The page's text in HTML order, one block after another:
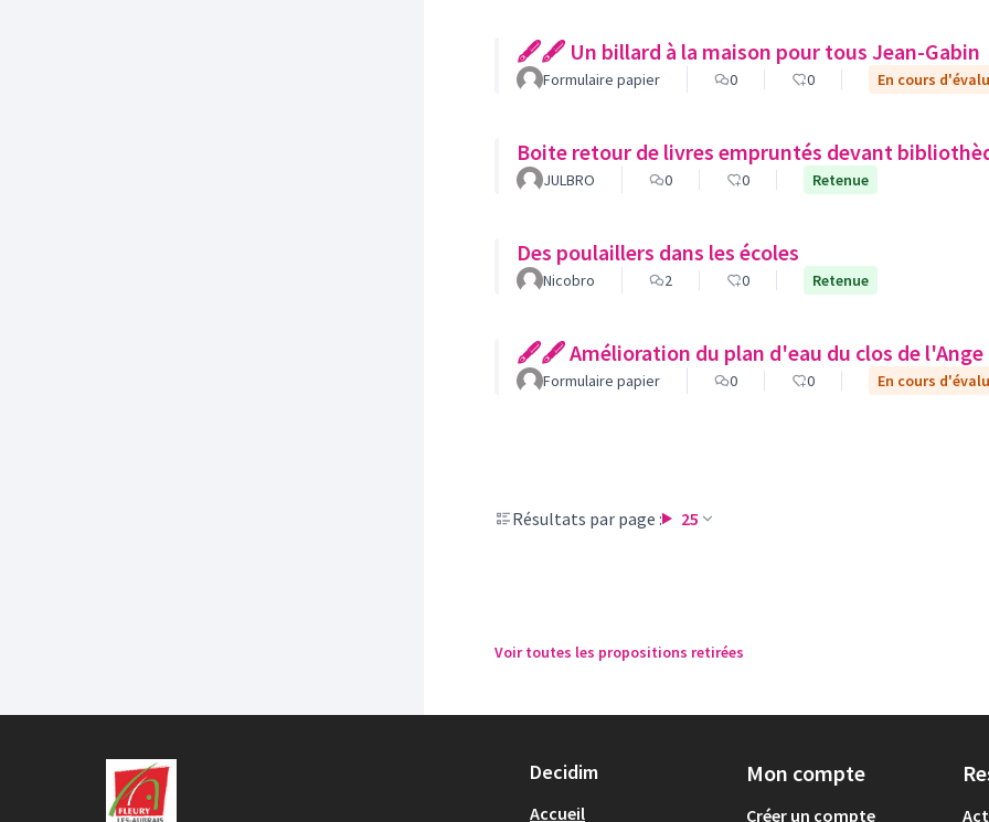
🖋🖋 Un billard à la maison pour tous Jean-Gabin
Formulaire papier 0 0 En cours
Boite retour de livres empruntés devant
JULBRO 0 0 Retenue
Des poulaillers dans les écoles
Nicobro 2 0 Retenue
🖋🖋 Amélioration du plan d'eau du clos de l'Ange
Formulaire papier 0 0 En cours
Résultats par page : 25
Voir toutes les propositions retirées
Decidim
Accueil
Mon compte
Créer un compte